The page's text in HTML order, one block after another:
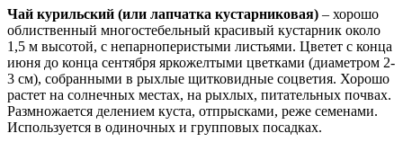
Чай курильский (или лапчатка кустарниковая) – хорошо
облиственный многостебельный красивый кустарник около
1,5 м высотой, с непарноперистыми листьями. Цветет с конца
июня до конца сентября ярко­желтыми цветками (диаметром 2-
3 см), собранными в рыхлые щитковидные соцветия. Хорошо
растет на солнечных местах, на рыхлых, питательных почвах.
Размножается делением куста, отпрысками, реже семенами.
Используется в одиночных и групповых посадках.